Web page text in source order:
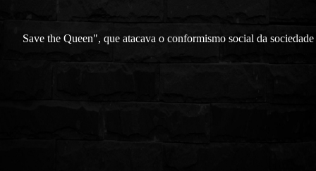
Save the Queen", que atacava o conformismo social da